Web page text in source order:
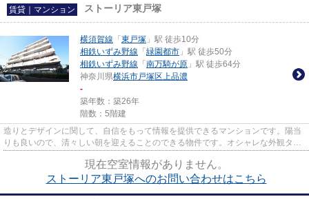
賃貸｜マンション ストーリア東戸塚
横須賀線 「 東戸塚 」駅 徒歩10分
相鉄いずみ野線 「 緑園都市 」駅 徒歩50分
相鉄いずみ野線 「 南万騎が原 」駅 徒歩64分
神奈川県横浜市戸塚区上品濃
-
築年数：築26年
階数：5階建
造りとデザインに関して、自信をもって情報を提供できるマンションです。陽当
りも良いので、清々しい朝を迎えることのできる物件です。オシャレな外観タイ
現在空室情報がありません。
ストーリア東戸塚へのお問い合わせはこちら